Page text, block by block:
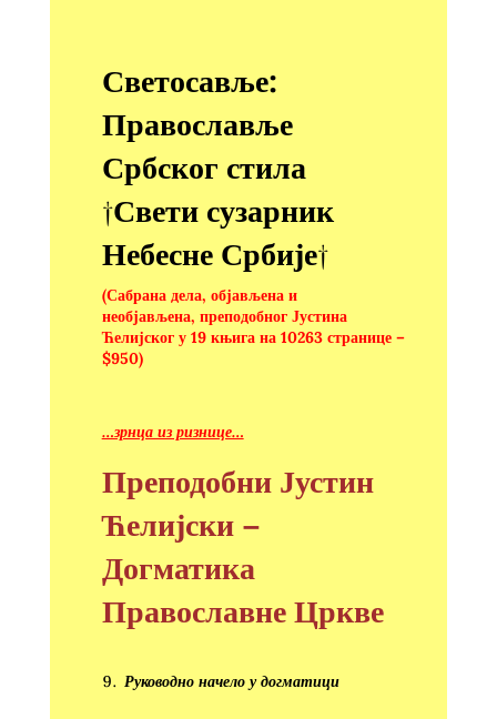
Светосавље:
Православље
Србског стила
†Свети сузарник
Небесне Србије†
(Сабрана дела, објављена и
необјављена, преподобног Јустина
Ћелијског у 19 књига на 10263 странице –
$950)
…зрнца из ризнице…
Преподобни Јустин
Ћелијски –
Догматика
Православне Цркве
Руководно начело у догматици